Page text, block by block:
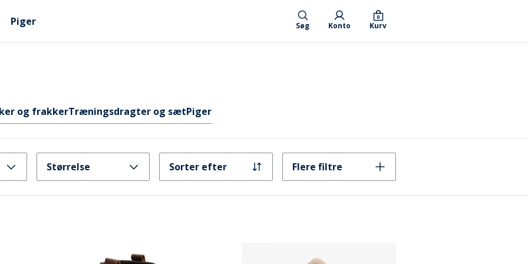
Piger Søg Konto Kurv
0
og frakkerTræningsdragter og sætPiger
Størrelse Sorter efter Flere filtre